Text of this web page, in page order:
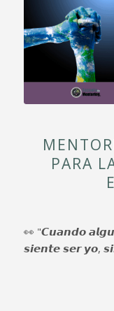
PARA
👀 "𝘾𝙪𝙖𝙣𝙙𝙤
𝙨𝙞𝙚𝙣𝙩𝙚 𝙨𝙚𝙧 𝙮𝙤,